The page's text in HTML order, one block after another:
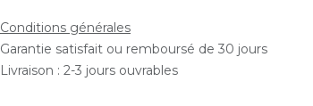
Conditions générales
Garantie satisfait ou remboursé de 30 jours
Livraison : 2-3 jours ouvrables